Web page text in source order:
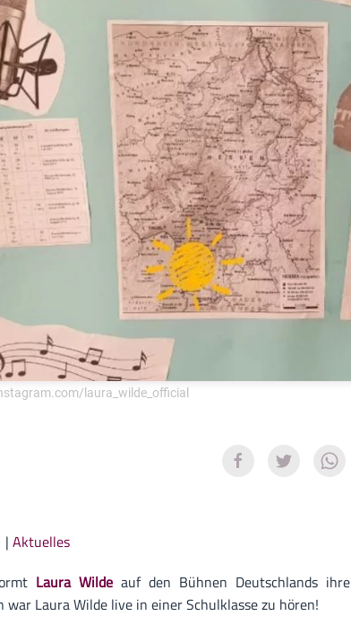
laura_wilde_official
| Aktuelles
Laura Wilde auf den Bühnen Deutschlands ihre
war Laura Wilde live in einer Schulklasse zu hören!